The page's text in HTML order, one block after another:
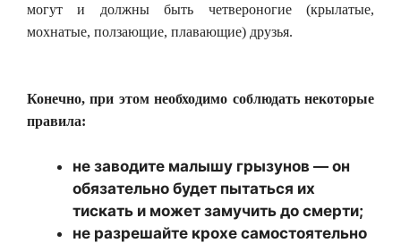
могут и должны быть четвероногие (крылатые,
мохнатые, ползающие, плавающие) друзья.
Конечно, при этом необходимо соблюдать некоторые
правила:
не заводите малышу грызунов — он
обязательно будет пытаться их
тискать и может замучить до смерти;
не разрешайте крохе самостоятельно